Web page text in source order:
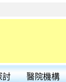
討 醫院機構